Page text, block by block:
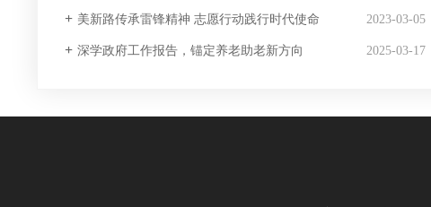
美新路传承雷锋精神 志愿行动践行时代使命 2023-03-05
深学政府工作报告，锚定养老助老新方向 2025-03-17